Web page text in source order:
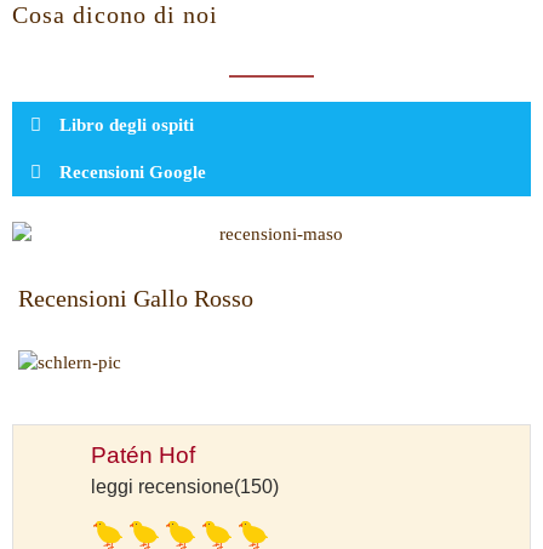
Cosa dicono di noi
Libro degli ospiti
Recensioni Google
Recensioni Gallo Rosso
Patén Hof
leggi recensione(150)